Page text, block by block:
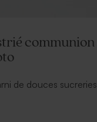
de douces
se personnalise de